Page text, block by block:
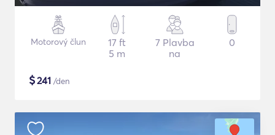
Motorový člun
17 ft
5 m
7 Plavba
na
0
$241 /den